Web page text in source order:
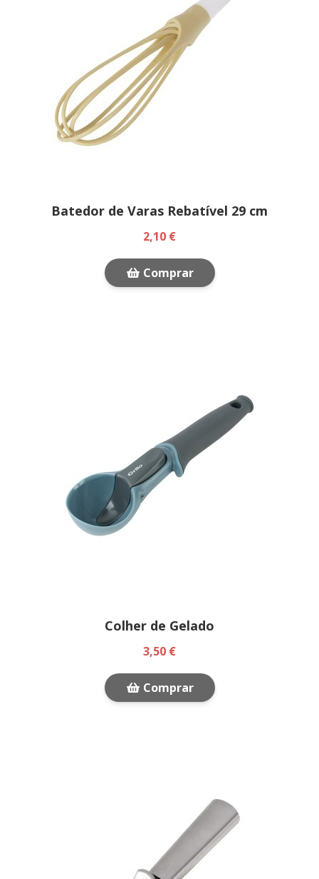
Batedor de Varas Rebatível 29 cm
2,10 €
Comprar
Colher de Gelado
3,50 €
Comprar